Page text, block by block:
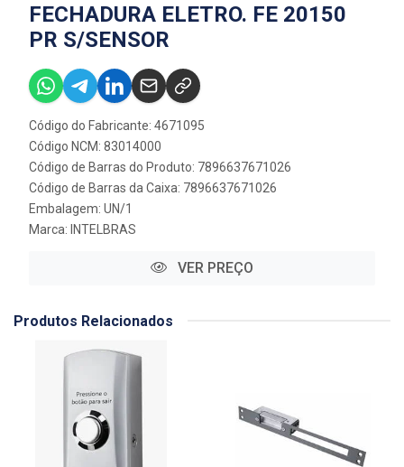
FECHADURA ELETRO. FE 20150
PR S/SENSOR
Código do Fabricante: 4671095
Código NCM: 83014000
Código de Barras do Produto: 7896637671026
Código de Barras da Caixa: 7896637671026
Embalagem: UN/1
Marca: INTELBRAS
VER PREÇO
Produtos Relacionados